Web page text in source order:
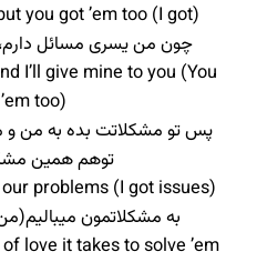
you got ’em too (I got)
چون من یسری مسائل
I’ll give mine to you (You
too)
پس تو مشکلاتت بده به من و
توهم همین
problems (I got issues)
به مشکلاتمون
love it takes to solve ’em